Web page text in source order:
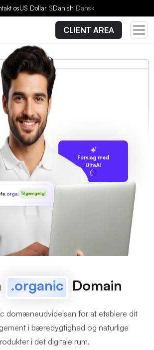
osUS Dollar $Danish Dansk
CLIENT AREA
Forslag med
UltaAI
.organicTilgængelig!
.organic Domain
domæneudvidelsen for at etablere dit
i bæredygtighed og naturlige
i det digitale rum.